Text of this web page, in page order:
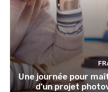
Une journée pour
d’un projet